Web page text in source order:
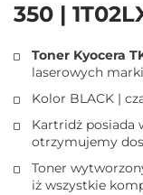
350 |
Toner Kyocera
laserowych
Kolor BLACK |
Kartridż posiada
otrzymujemy
Toner
iż wszystkie